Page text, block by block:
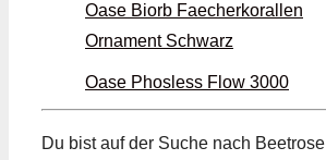
Oase Biorb Faecherkorallen
Ornament Schwarz
Oase Phosless Flow 3000
Du bist auf der Suche nach Beetrose